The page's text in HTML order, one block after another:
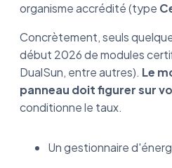
organisme accrédité (type
Concrètement, seuls
début 2026 de modules
DualSun, entre autres). Le
panneau doit figurer sur
conditionne le taux.
Un gestionnaire